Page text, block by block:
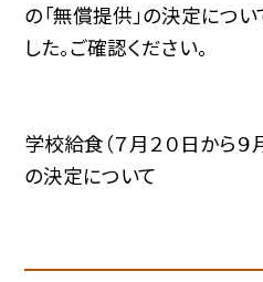
の「無償提供」の決定につ
した。ご確認ください。
学校給食（７月２０日から９
の決定について